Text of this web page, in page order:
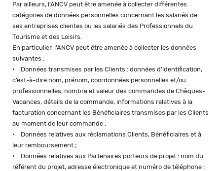
Par ailleurs, l’ANCV peut être amenée à collecter différentes
catégories de données personnelles concernant les salariés de
ses entreprises clientes ou les salariés des Professionnels du
Tourisme et des Loisirs.
En particulier, l’ANCV peut être amenée à collecter les données
suivantes :
• Données transmises par les Clients : données d’identification,
c’est-à-dire nom, prénom, coordonnées personnelles et/ou
professionnelles, nombre et valeur des commandes de Chèques-
Vacances, détails de la commande, informations relatives à la
facturation concernant les Bénéficiaires transmises par les Clients
au moment de leur commande ;
• Données relatives aux réclamations Clients, Bénéficiaires et à
leur remboursement ;
• Données relatives aux Partenaires porteurs de projet : nom du
référent du projet, adresse électronique et numéro de téléphone ;